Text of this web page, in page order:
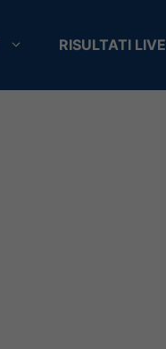
RISULTATI LIVE